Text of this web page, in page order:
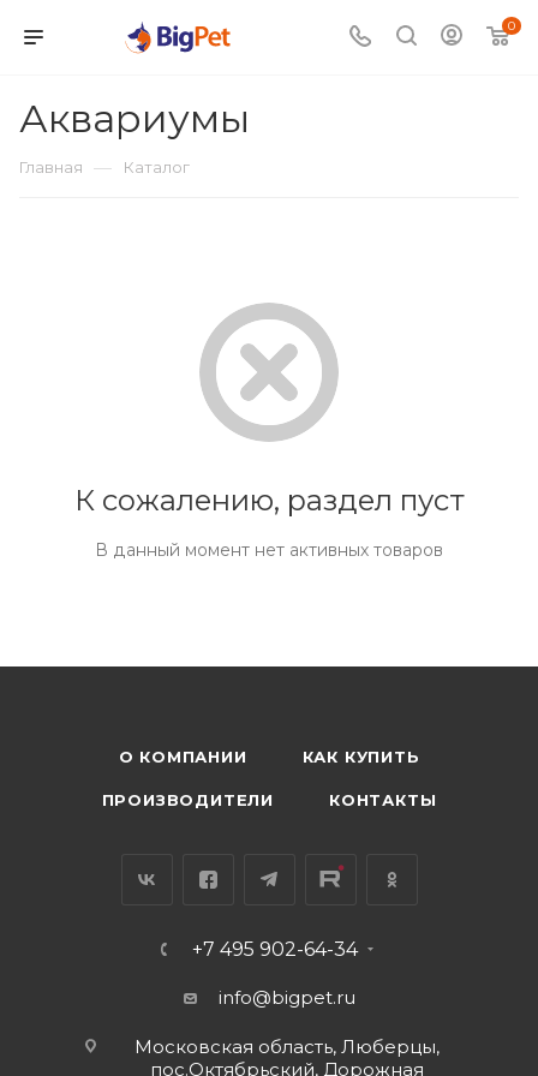
0
Аквариумы
Главная — Каталог
К сожалению, раздел пуст
В данный момент нет активных товаров
О КОМПАНИИ КАК КУПИТЬ
ПРОИЗВОДИТЕЛИ КОНТАКТЫ
+7 495 902-64-34
info@bigpet.ru
Московская область, Люберцы,
пос.Октябрьский, Дорожная